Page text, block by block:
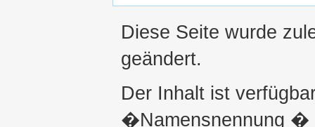
Diese Seite wurde
geändert.
Der Inhalt ist
�Namensnennung �